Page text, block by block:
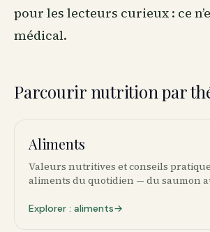
pour les lecteurs curieux : ce
médical.
Parcourir nutrition par
🥑
Aliments
Valeurs nutritives et conseils
aliments du quotidien — du saumon
Explorer : aliments→